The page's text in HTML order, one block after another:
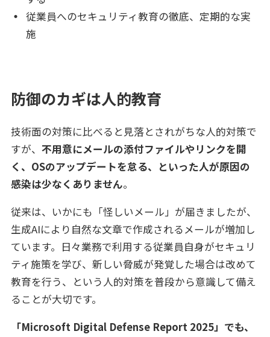
従業員へのセキュリティ教育の徹底、定期的な実
施
防御のカギは人的教育
技術面の対策に比べると見落とされがちな人的対策で
すが、 不用意にメールの添付ファイルやリンクを開
く、OSのアップデートを怠る、といった人が原因の
感染は少なくありません。
従来は、いかにも「怪しいメール」が届きましたが、
生成AIにより自然な文章で作成されるメールが増加し
ています。日々業務で利用する従業員自身がセキュリ
ティ施策を学び、新しい脅威が発覚した場合は改めて
教育を行う、という人的対策を普段から意識して備え
ることが大切です。
「Microsoft Digital Defense Report 2025」でも、